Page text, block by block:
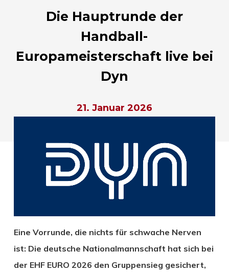
Die Hauptrunde der
Handball-
Europameisterschaft live bei
Dyn
21. Januar 2026
Eine Vorrunde, die nichts für schwache Nerven
ist: Die deutsche Nationalmannschaft hat sich bei
der EHF EURO 2026 den Gruppensieg gesichert,